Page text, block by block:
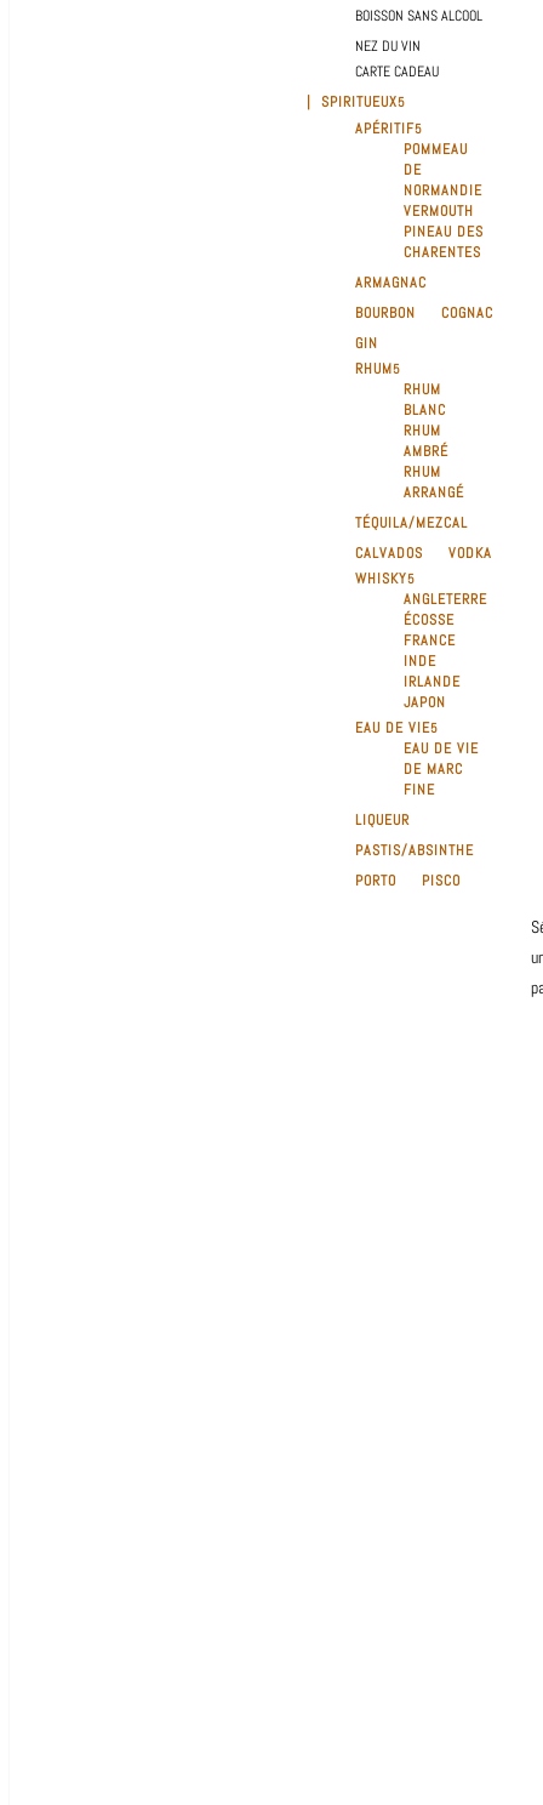
BOISSON SANS ALCOOL
NEZ DU VIN
CARTE CADEAU
| SPIRITUEUX
APÉRITIF
POMMEAU
DE
NORMANDIE
VERMOUTH
PINEAU DES
CHARENTES
ARMAGNAC
BOURBON
COGNAC
GIN
RHUM
RHUM
BLANC
RHUM
AMBRÉ
RHUM
ARRANGÉ
TÉQUILA/MEZCAL
CALVADOS
VODKA
WHISKY
ANGLETERRE
ÉCOSSE
FRANCE
INDE
IRLANDE
JAPON
EAU DE VIE
EAU DE VIE
DE MARC
FINE
LIQUEUR
PASTIS/ABSINTHE
PORTO
PISCO